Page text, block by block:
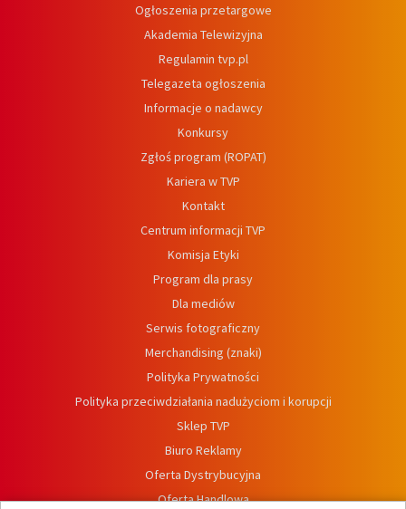
Ogłoszenia przetargowe
Akademia Telewizyjna
Regulamin tvp.pl
Telegazeta ogłoszenia
Informacje o nadawcy
Konkursy
Zgłoś program (ROPAT)
Kariera w TVP
Kontakt
Centrum informacji TVP
Komisja Etyki
Program dla prasy
Dla mediów
Serwis fotograficzny
Merchandising (znaki)
Polityka Prywatności
Polityka przeciwdziałania nadużyciom i korupcji
Sklep TVP
Biuro Reklamy
Oferta Dystrybucyjna
Oferta Handlowa